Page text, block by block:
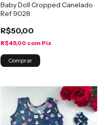
Baby Doll Cropped Canelado
Ref 9028
R$50,00
R$49,00 com Pix
Comprar